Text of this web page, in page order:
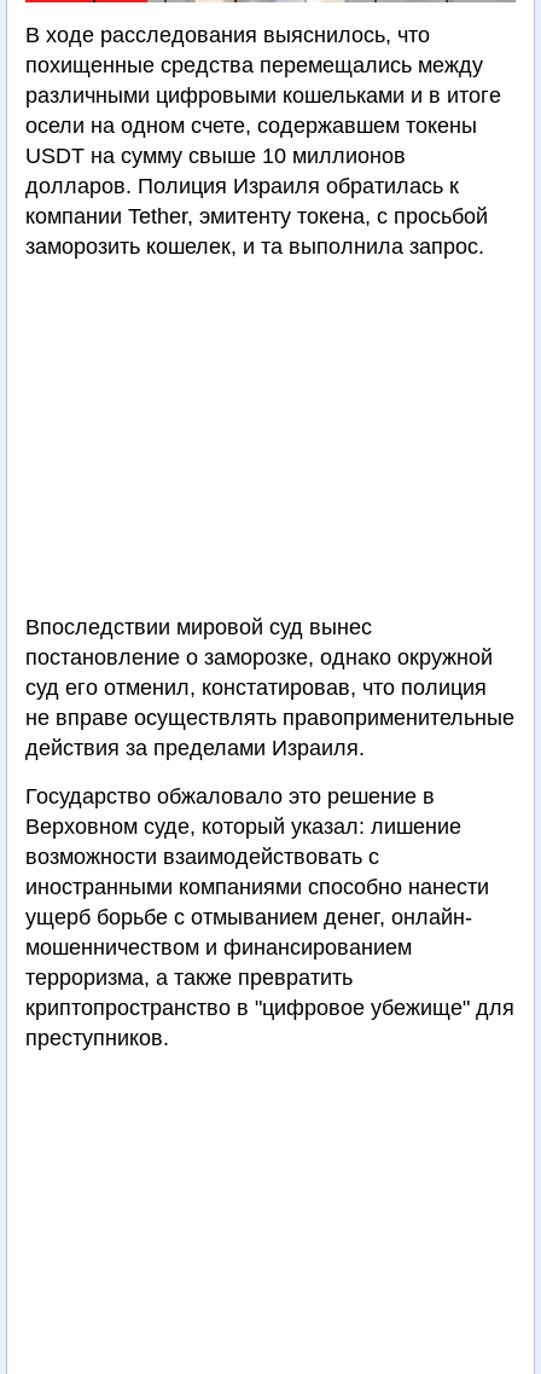
В ходе расследования выяснилось, что
похищенные средства перемещались между
различными цифровыми кошельками и в итоге
осели на одном счете, содержавшем токены
USDT на сумму свыше 10 миллионов
долларов. Полиция Израиля обратилась к
компании Tether, эмитенту токена, с просьбой
заморозить кошелек, и та выполнила запрос.
Впоследствии мировой суд вынес
постановление о заморозке, однако окружной
суд его отменил, констатировав, что полиция
не вправе осуществлять правоприменительные
действия за пределами Израиля.
Государство обжаловало это решение в
Верховном суде, который указал: лишение
возможности взаимодействовать с
иностранными компаниями способно нанести
ущерб борьбе с отмыванием денег, онлайн-
мошенничеством и финансированием
терроризма, а также превратить
криптопространство в "цифровое убежище" для
преступников.